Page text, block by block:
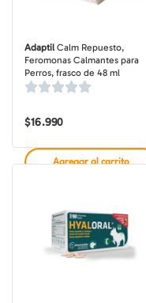
Adaptil Calm Repuesto,
Feromonas Calmantes para
Perros, frasco de 48 ml
$16.990
Agregar al carrito